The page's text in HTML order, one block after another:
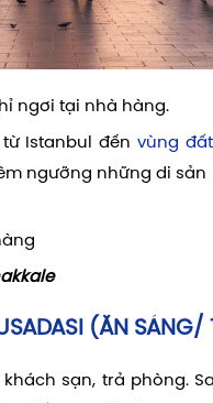
ngơi tại nhà hàng.
Istanbul đến vùng
ngưỡng những di
(ĂN
sạn, trả phòng.